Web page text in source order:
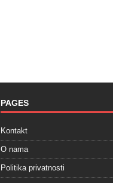
PAGES
Kontakt
O nama
Politika privatnosti